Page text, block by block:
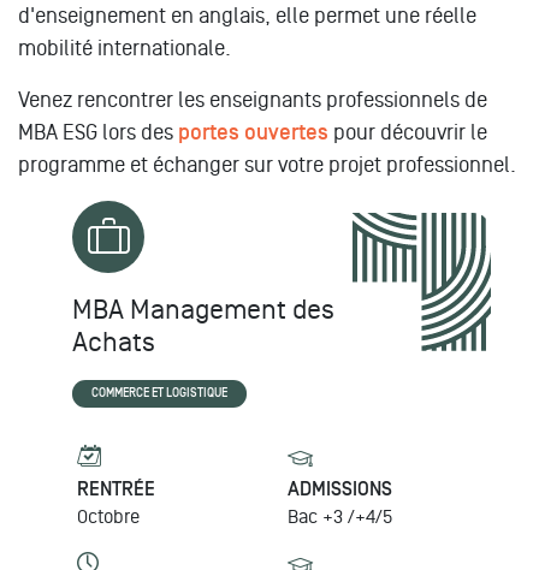
d'enseignement en anglais, elle permet une réelle
mobilité internationale.
Venez rencontrer les enseignants professionnels de
MBA ESG lors des portes ouvertes pour découvrir le
programme et échanger sur votre projet professionnel.
MBA Management des
Achats
COMMERCE ET LOGISTIQUE
RENTRÉE
Octobre
ADMISSIONS
Bac +3 /+4/5